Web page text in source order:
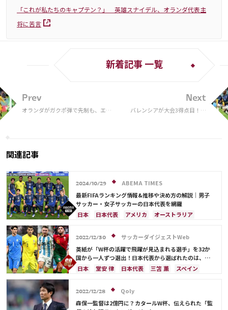
「これが私たちのキャプテン？」 英雄スナイデル、オランダ代表主
将に苦言
Prev
オランダがガクポ弾で先制も、エク
新着記事 一覧
Next
バレンシアが大会3得点目！
関連記事
2024/10/29
ABEMA TIMES
最新FIFAランキング情報&推移や決め方の解説｜男子
サッカー・女子サッカーの日本代表を網羅
日本
日本代表 アメリカ
オーストラリア
カタール
イラン 韓国 ドイツ
スペイン
フランス
ベルギー スイス
イングランド
オランダ
ポルトガル デンマーク
セルビア
クロアチア
ポーランド
エクアドル
セネガル
カメルーン
コスタリカ
2022/12/30
サッカーダイジェストWeb
英紙が「W杯の活躍で飛躍が見込まれる選手」を32か
国から一人ずつ選出！日本代表から選ばれたのは、堂
安や三笘ではなく…
日本 堂安 律 日本代表 三笘 薫
スペイン
サウジアラビア
デンマーク
フランス
ベルギー スイス
イングランド
2022/12/28
Qoly
森保一監督は2億円に？カタールW杯、伝えられた「監